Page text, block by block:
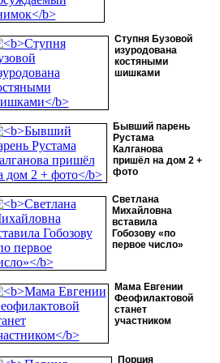
Ступня Бузовой
изуродована
костяными
шишками
Бывший парень
Рустама
Калганова
пришёл на дом 2 +
фото
Светлана
Михайловна
вставила
Гобозову «по
первое число»
Мама Евгении
Феофилактовой
станет
участником
Порция